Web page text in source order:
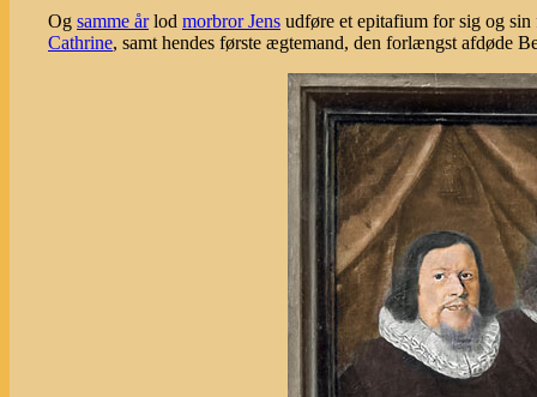
Og samme årlod morbror Jens udføre et epitafium for sig og
Cathrine, samt hendes første ægtemand, den forlængst afdøde